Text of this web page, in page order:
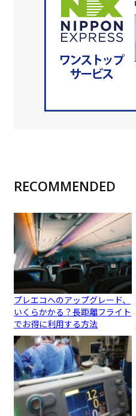
RECOMMENDED
プレエコへのアップグレード、
いくらかかる？長距離フライト
でお得に利用する方法